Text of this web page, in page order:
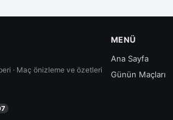
· Maç önizleme ve özetleri
MENÜ
Ana Sayfa
Günün Maçları